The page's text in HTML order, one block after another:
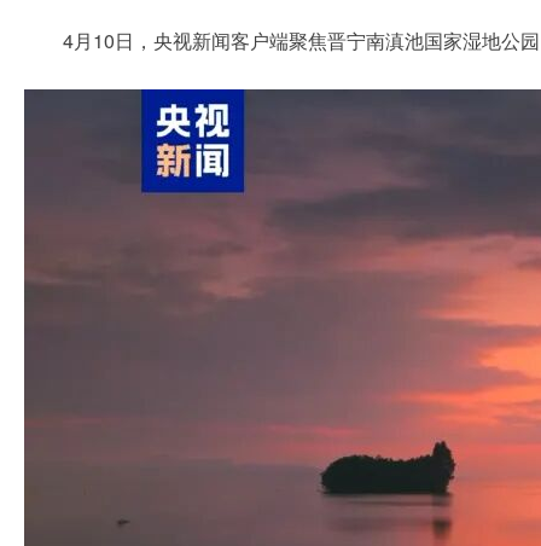
4月10日，央视新闻客户端聚焦晋宁南滇池国家湿地公